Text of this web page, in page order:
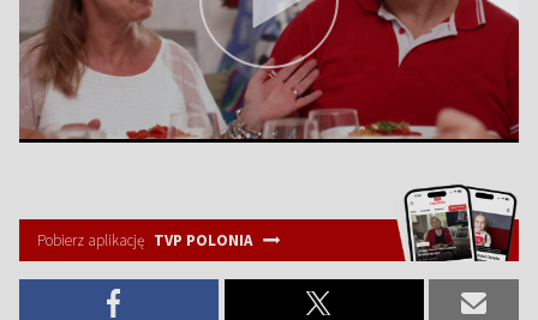
Pobierz aplikację TVP POLONIA